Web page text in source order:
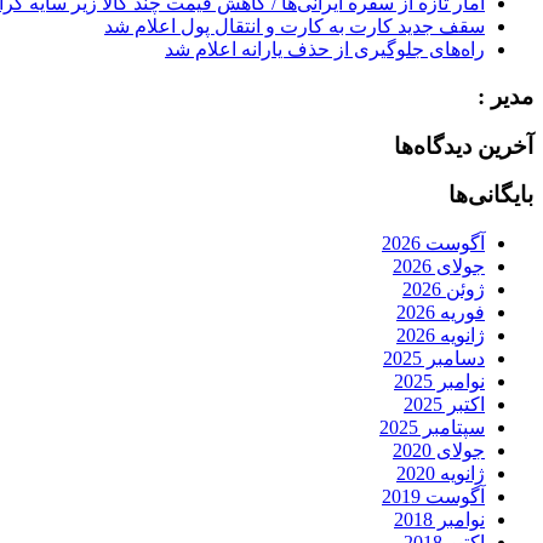
سقف جدید کارت به کارت و انتقال پول اعلام شد
راه‌های جلوگیری از حذف یارانه اعلام شد
مدیر :
آخرین دیدگاه‌ها
بایگانی‌ها
آگوست 2026
جولای 2026
ژوئن 2026
فوریه 2026
ژانویه 2026
دسامبر 2025
نوامبر 2025
اکتبر 2025
سپتامبر 2025
جولای 2020
ژانویه 2020
آگوست 2019
نوامبر 2018